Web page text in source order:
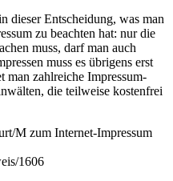
dieser Entscheidung, was man
zu beachten hat: nur die
muss, darf man auch
muss es übrigens erst
man zahlreiche Impressum-
die teilweise kostenfrei
M zum Internet-Impressum
1606